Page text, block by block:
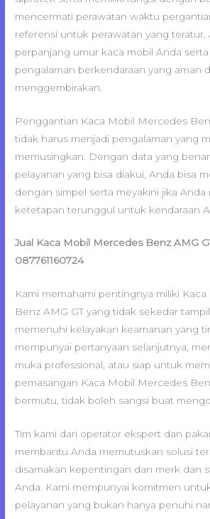
mencermati perawatan waktu
referensi untuk perawatan yang teratur,
perpanjang umur kaca mobil Anda
pengalaman berkendaraan yang aman
menggembirakan.
Penggantian Kaca Mobil Mercedes
tidak harus menjadi pengalaman yang
memusingkan. Dengan data yang
pelayanan yang bisa diakui, Anda bisa
dengan simpel serta meyakini jika Anda
ketetapan terunggul untuk kendaraan
Jual Kaca Mobil Mercedes Benz AMG
087761160724
Kami memahami pentingnya miliki
Benz AMG GT yang tidak sekedar
memenuhi kelayakan keamanan yang
mempunyai pertanyaan selanjutnya,
muka professional, atau siap untuk
pemasangan Kaca Mobil Mercedes
bermutu, tidak boleh sangsi buat
Tim kami dari operator ekspert dan
membantu Anda memutuskan solusi
disamakan kepentingan dan merk dan
Anda. Kami mempunyai komitmen
pelayanan yang bukan hanya penuhi